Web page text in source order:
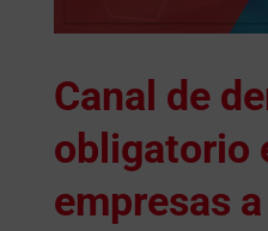
Canal de
obligatorio
empresas